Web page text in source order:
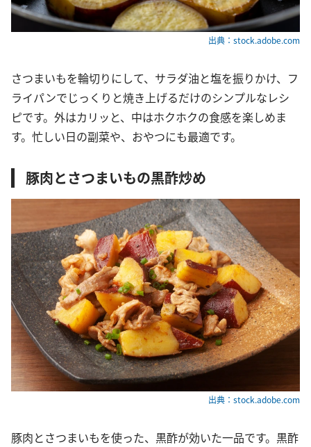
出典：stock.adobe.com
さつまいもを輪切りにして、サラダ油と塩を振りかけ、フ
ライパンでじっくりと焼き上げるだけのシンプルなレシ
ピです。外はカリッと、中はホクホクの食感を楽しめま
す。忙しい日の副菜や、おやつにも最適です。
豚肉とさつまいもの黒酢炒め
出典：stock.adobe.com
豚肉とさつまいもを使った、黒酢が効いた一品です。黒酢